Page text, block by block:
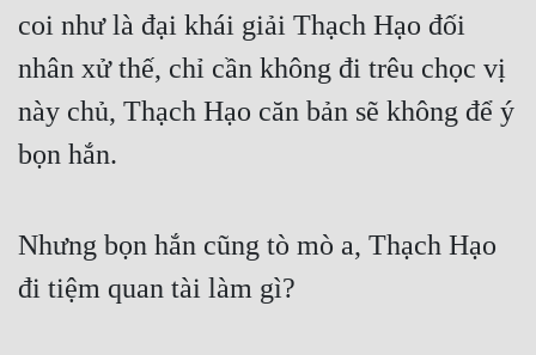
coi như là đại khái giải Thạch Hạo đối
nhân xử thế, chỉ cần không đi trêu chọc vị
này chủ, Thạch Hạo căn bản sẽ không để ý
bọn hắn.
Nhưng bọn hắn cũng tò mò a, Thạch Hạo
đi tiệm quan tài làm gì?